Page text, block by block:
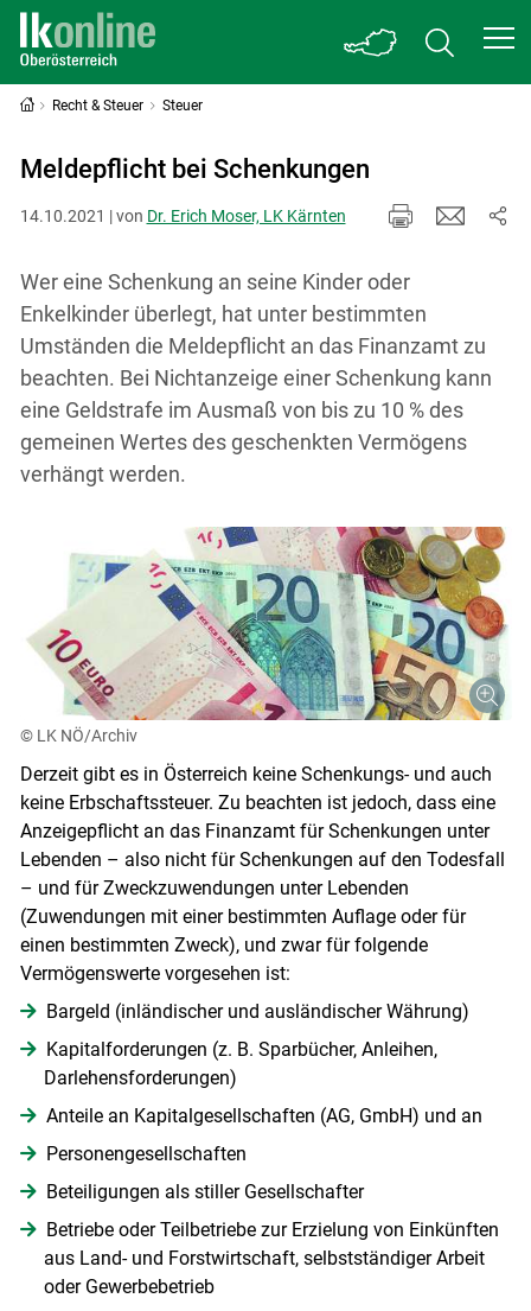
Recht & Steuer Steuer
Meldepflicht bei Schenkungen
14.10.2021 | von Dr. Erich Moser, LK Kärnten
Wer eine Schenkung an seine Kinder oder
Enkelkinder überlegt, hat unter bestimmten
Umständen die Meldepflicht an das Finanzamt zu
beachten. Bei Nichtanzeige einer Schenkung kann
eine Geldstrafe im Ausmaß von bis zu 10 % des
gemeinen Wertes des geschenkten Vermögens
verhängt werden.
© LK NÖ/Archiv
Derzeit gibt es in Österreich keine Schenkungs- und auch
keine Erbschaftssteuer. Zu beachten ist jedoch, dass eine
Anzeigepflicht an das Finanzamt für Schenkungen unter
Lebenden – also nicht für Schenkungen auf den Todesfall
– und für Zweckzuwendungen unter Lebenden
(Zuwendungen mit einer bestimmten Auflage oder für
einen bestimmten Zweck), und zwar für folgende
Vermögenswerte vorgesehen ist:
Bargeld (inländischer und ausländischer Währung)
Kapitalforderungen (z. B. Sparbücher, Anleihen,
Darlehensforderungen)
Anteile an Kapitalgesellschaften (AG, GmbH) und an
Personengesellschaften
Beteiligungen als stiller Gesellschafter
Betriebe oder Teilbetriebe zur Erzielung von Einkünften
aus Land- und Forstwirtschaft, selbstständiger Arbeit
oder Gewerbebetrieb